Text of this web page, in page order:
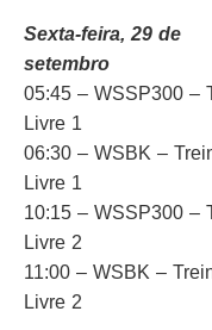
Sexta-feira, 29 de
setembro
05:45 – WSSP300 –
Livre 1
06:30 – WSBK –
Livre 1
10:15 – WSSP300 –
Livre 2
11:00 – WSBK –
Livre 2